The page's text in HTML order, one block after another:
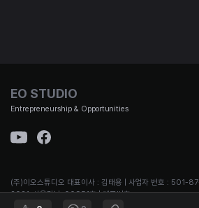
EO STUDIO
Entrepreneurship & Opportunities
(주)이오스튜디오 대표이사 : 김태용 | 사업자 번호 : 501-
2021-서울강남-00951호 | 대표번호 :
02-3442-692 | 주소 : 서울시 강남구 논현로167길 12, B1